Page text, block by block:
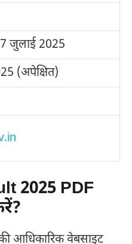
जुलाई 2025
(अपेक्षित)
2025 PDF
आधिकारिक वेबसाइट